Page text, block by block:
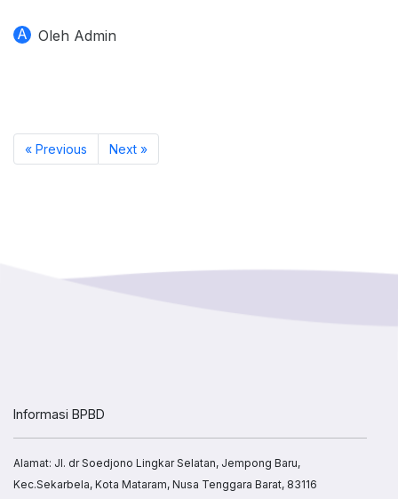
A Oleh Admin
« Previous Next »
Informasi BPBD
Alamat: Jl. dr Soedjono Lingkar Selatan, Jempong Baru,
Kec.Sekarbela, Kota Mataram, Nusa Tenggara Barat, 83116